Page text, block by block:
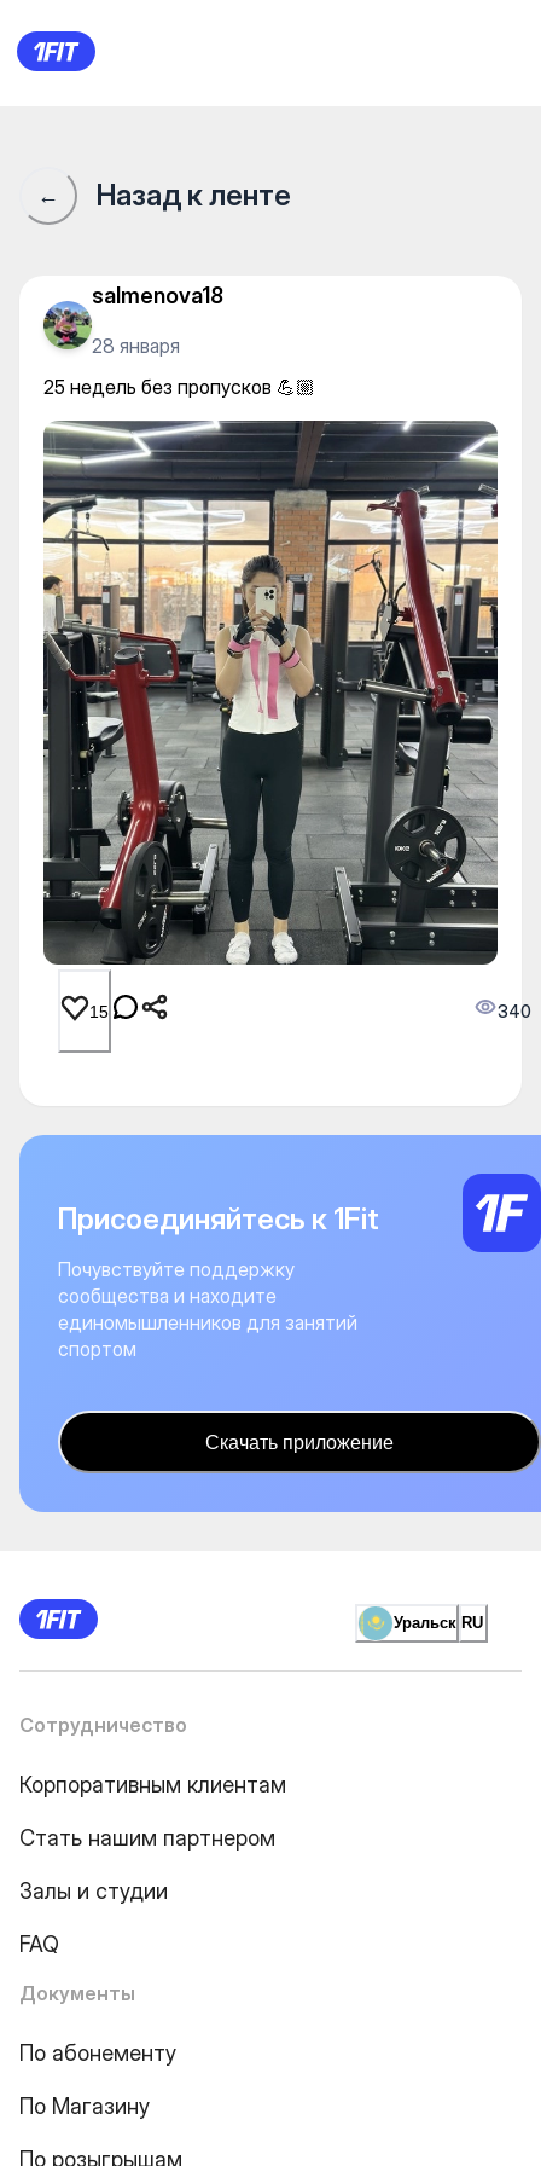
25 недель без пропусков
← Назад к ленте
salmenova18
28 января
25 недель без пропусков 💪🏼
15 340
Присоединяйтесь к 1Fit
Почувствуйте поддержку
сообщества и находите
единомышленников для занятий
спортом
Скачать приложение
Уральск RU
Сотрудничество
Корпоративным клиентам
Стать нашим партнером
Залы и студии
FAQ
Документы
По абонементу
По Магазину
По розыгрышам